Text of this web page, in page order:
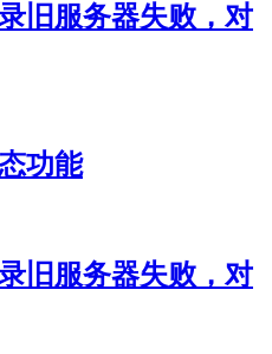
旧服务器失败，对
功能
旧服务器失败，对